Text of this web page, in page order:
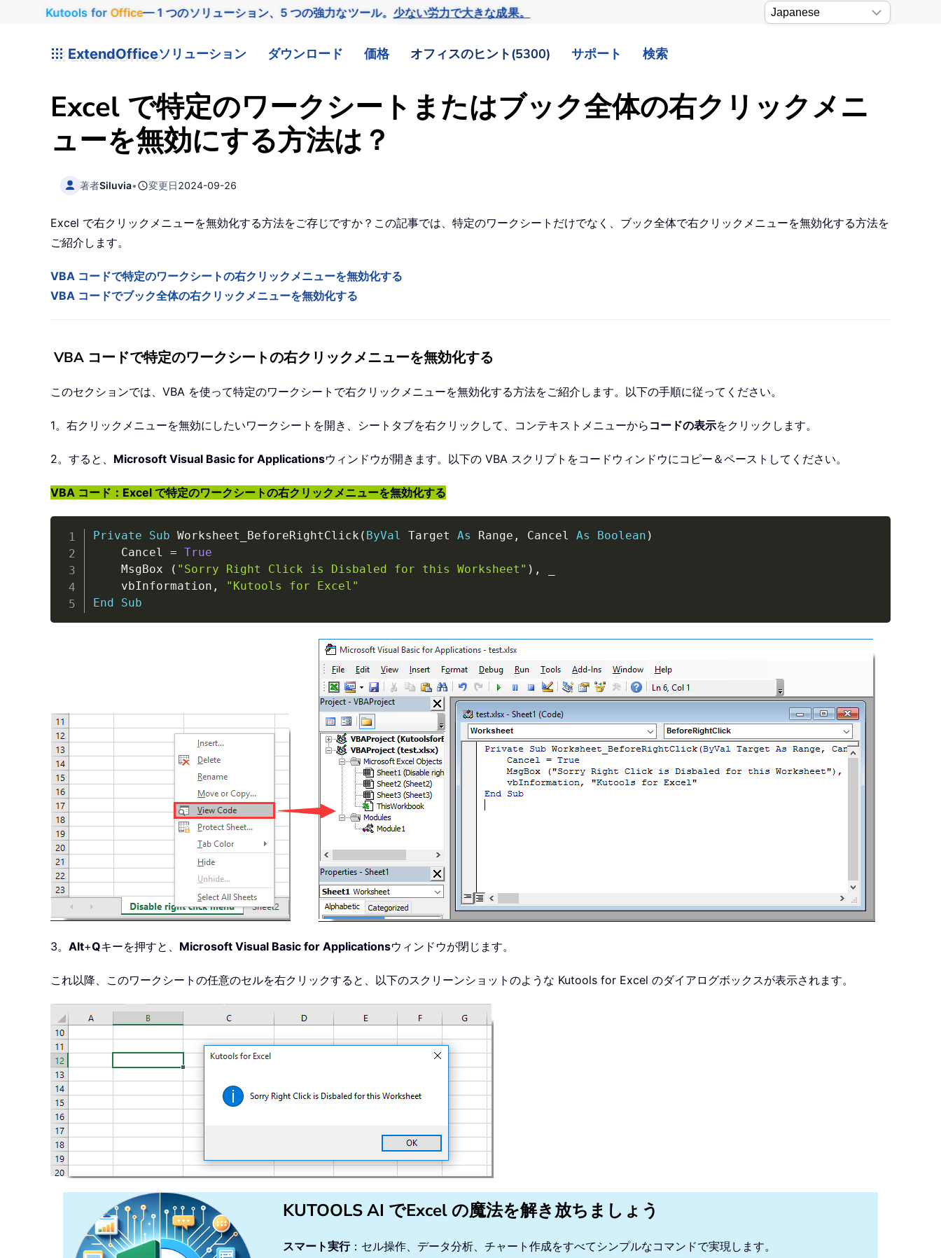
Kutools for Office— 1 つのソリューション、5 つの強力なツール。 少ない労力で大きな成果。
ExtendOfficeソリューション ダウンロード 価格 オフィスのヒント(5300) サポート 検索
Excel で特定のワークシートまたはブック全体の右クリックメニ
ューを無効にする方法は？
著者Siluvia• 変更日2024-09-26
Excel で右クリックメニューを無効化する方法をご存じですか？この記事では、特定のワークシートだけでなく、ブック全体で右クリックメニューを無効化する方法を
ご紹介します。
VBA コードで特定のワークシートの右クリックメニューを無効化する
VBA コードでブック全体の右クリックメニューを無効化する
VBA コードで特定のワークシートの右クリックメニューを無効化する
このセクションでは、VBA を使って特定のワークシートで右クリックメニューを無効化する方法をご紹介します。以下の手順に従ってください。
1。右クリックメニューを無効にしたいワークシートを開き、シートタブを右クリックして、コンテキストメニューから コードの表示をクリックします。
2。すると、 Microsoft Visual Basic for Applicationsウィンドウが開きます。以下の VBA スクリプトをコードウィンドウにコピー＆ペーストしてください。
VBA コード：Excel で特定のワークシートの右クリックメニューを無効化する
Private Sub Worksheet_BeforeRightClick ( ByVal Target As Range , Cancel As Boolean )
    Cancel
= True
    MsgBox
( "Sorry Right Click is Disbaled for this Worksheet" ) ,
    vbInformation
,
"Kutools for Excel"
End
Sub
3。 Alt+Qキーを押すと、 Microsoft Visual Basic for Applicationsウィンドウが閉じます。
これ以降、このワークシートの任意のセルを右クリックすると、以下のスクリーンショットのような Kutools for Excel のダイアログボックスが表示されます。
KUTOOLS AI でExcel の魔法を解き放ちましょう
スマート実行：セル操作、データ分析、チャート作成をすべてシンプルなコマンドで実現します。